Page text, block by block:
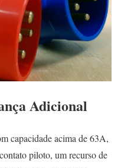
Adicional
capacidade acima de 63A,
piloto, um recurso de